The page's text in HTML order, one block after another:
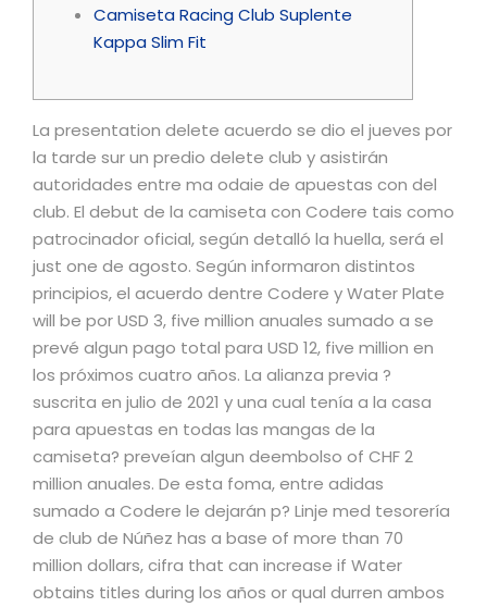
Camiseta Racing Club Suplente
Kappa Slim Fit
La presentation delete acuerdo se dio el jueves por
la tarde sur un predio delete club y asistirán
autoridades entre ma odaie de apuestas con del
club. El debut de la camiseta con Codere tais como
patrocinador oficial, según detalló la huella, será el
just one de agosto. Según informaron distintos
principios, el acuerdo dentre Codere y Water Plate
will be por USD 3, five million anuales sumado a se
prevé algun pago total para USD 12, five million en
los próximos cuatro años. La alianza previa ?
suscrita en julio de 2021 y una cual tenía a la casa
para apuestas en todas las mangas de la
camiseta? preveían algun deembolso of CHF 2
million anuales. De esta foma, entre adidas
sumado a Codere le dejarán p? Linje med tesorería
de club de Núñez has a base of more than 70
million dollars, cifra that can increase if Water
obtains titles during los años or qual durren ambos